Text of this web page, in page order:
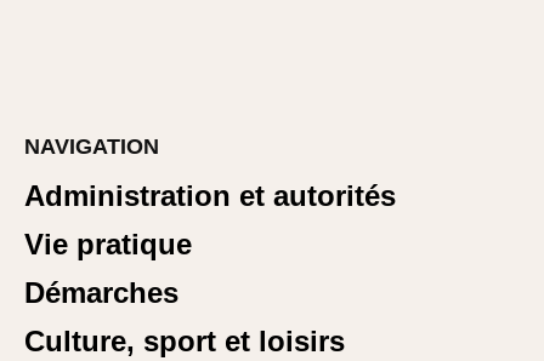
NAVIGATION
Administration et autorités
Vie pratique
Démarches
Culture, sport et loisirs